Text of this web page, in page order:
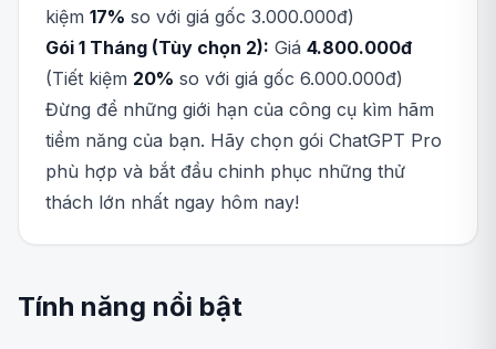
kiệm 17% so với giá gốc 3.000.000đ)
Gói 1 Tháng (Tùy chọn 2): Giá 4.800.000đ
(Tiết kiệm 20% so với giá gốc 6.000.000đ)
Đừng để những giới hạn của công cụ kìm hãm
tiềm năng của bạn. Hãy chọn gói ChatGPT Pro
phù hợp và bắt đầu chinh phục những thử
thách lớn nhất ngay hôm nay!
Tính năng nổi bật